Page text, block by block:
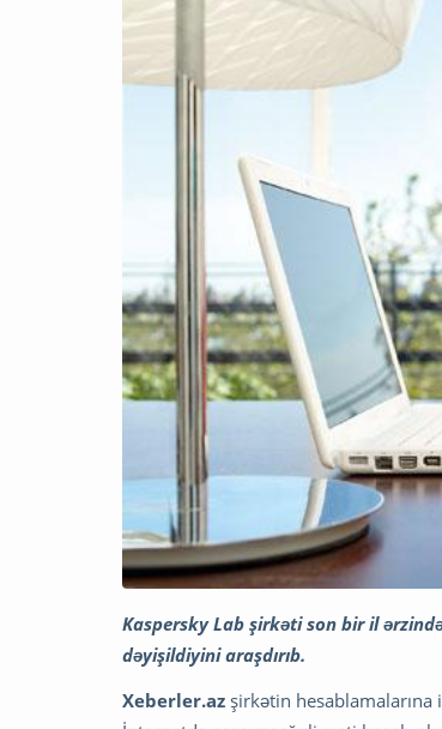
Kaspersky Lab şirkəti son bir il
dəyişildiyini araşdırıb.
Xeberler.az şirkətin